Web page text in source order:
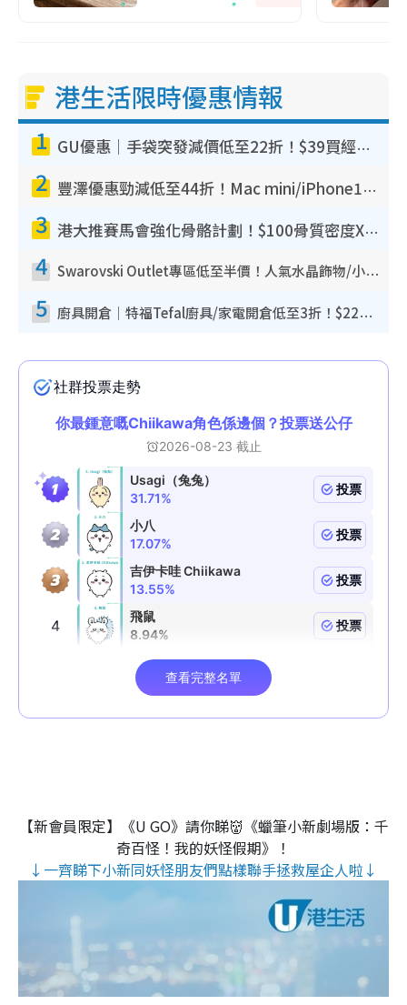
港生活限時優惠情報
1 GU優惠｜手袋突發減價低至22折！$39買經典波士頓包/餃子袋！飾物同步減價$29起！
2 豐澤優惠勁減低至44折！Mac mini/iPhone17Pro大減價！廚房家電$220起
3 港大推賽馬會強化骨骼計劃！$100骨質密度X光檢查 完成免費運動訓練送超市禮券！附參加資格
4 Swarovski Outlet專區低至半價！人氣水晶飾物/小擺設$138起！迪士尼款/水晶高跟鞋都有平
5 廚具開倉｜特福Tefal廚具/家電開倉低至3折！$220起買平底鍋/炒鑊/湯煲！電飯煲/吸塵機/燙斗$418起
【新會員限定】《U GO》請你睇👹《蠟筆小新劇場版：千
奇百怪！我的妖怪假期》！
↓一齊睇下小新同妖怪朋友們點樣聯手拯救屋企人啦↓